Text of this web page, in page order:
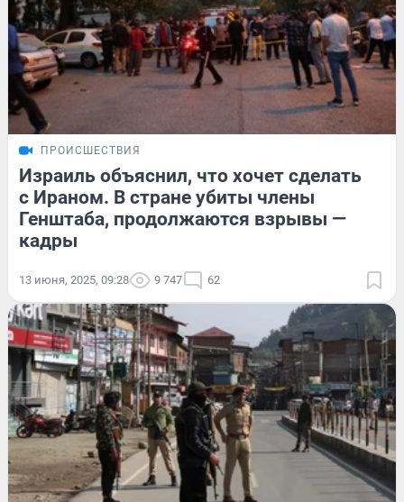
ПРОИСШЕСТВИЯ
Израиль объяснил, что хочет сделать
с Ираном. В стране убиты члены
Генштаба, продолжаются взрывы —
кадры
13 июня, 2025, 09:28 9 747 62